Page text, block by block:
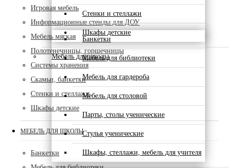
Стенки и стеллажи
Шкафы детские
Мебель для школы
Банкетки
Мебель для библиотеки
Мебель для гардероба
Мебель для столовой
Парты, столы ученические
Стулья ученические
Шкафы, стеллажи, мебель для учителя
Игровая мебель
Информационные стенды для ДОУ
Мебель мягкая
Полотенечницы, горшечницы
Системы хранения
Скамьи, банкетки
Стенки и стеллажи
Шкафы детские
МЕБЕЛЬ ДЛЯ ШКОЛЫ
Банкетки